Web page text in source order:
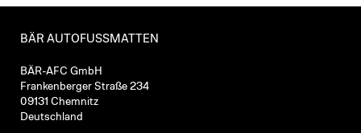
BÄR AUTOFUSSMATTEN
BÄR-AFC GmbH
Frankenberger Straße 234
09131 Chemnitz
Deutschland